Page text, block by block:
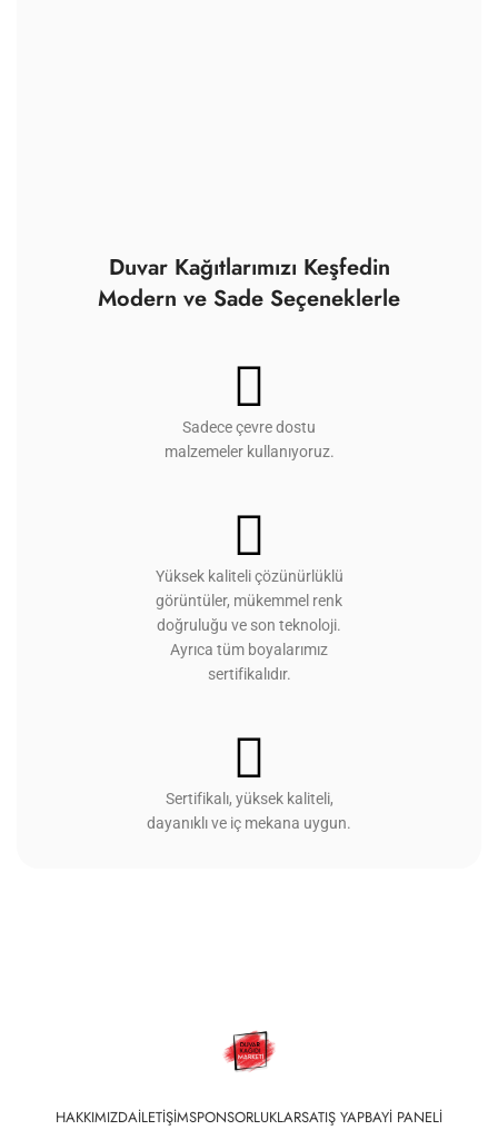
Duvar Kağıtlarımızı Keşfedin
Modern ve Sade Seçeneklerle
Sadece çevre dostu
malzemeler kullanıyoruz.
Yüksek kaliteli çözünürlüklü
görüntüler, mükemmel renk
doğruluğu ve son teknoloji.
Ayrıca tüm boyalarımız
sertifikalıdır.
Sertifikalı, yüksek kaliteli,
dayanıklı ve iç mekana uygun.
HAKKIMIZDAİLETIŞIMSPONSORLUKLARSATIŞ YAPBAYI PANELI